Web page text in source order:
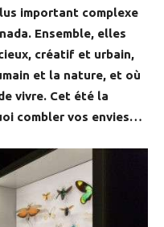
important complexe
Ensemble, elles
créatif et urbain,
et la nature, et où
vivre. Cet été la
combler vos envies…